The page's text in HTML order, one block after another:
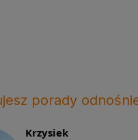
porady
Krzysiek